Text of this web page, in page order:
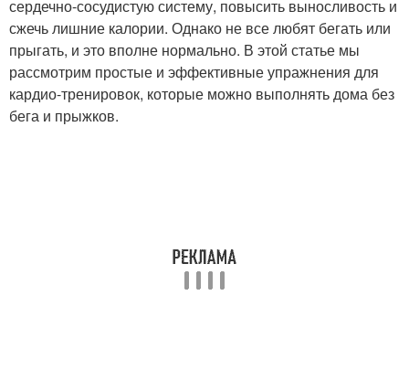
сердечно-сосудистую систему, повысить выносливость и
сжечь лишние калории. Однако не все любят бегать или
прыгать, и это вполне нормально. В этой статье мы
рассмотрим простые и эффективные упражнения для
кардио-тренировок, которые можно выполнять дома без
бега и прыжков.